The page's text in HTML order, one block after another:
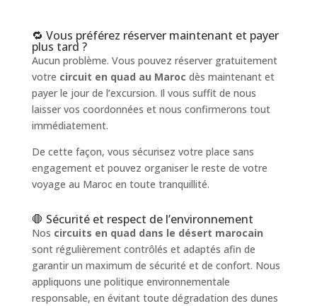
🔁 Vous préférez réserver maintenant et payer
plus tard ?
Aucun problème. Vous pouvez réserver gratuitement
votre circuit en quad au Maroc dès maintenant et
payer le jour de l’excursion. Il vous suffit de nous
laisser vos coordonnées et nous confirmerons tout
immédiatement.
De cette façon, vous sécurisez votre place sans
engagement et pouvez organiser le reste de votre
voyage au Maroc en toute tranquillité.
🛑 Sécurité et respect de l’environnement
Nos circuits en quad dans le désert marocain
sont régulièrement contrôlés et adaptés afin de
garantir un maximum de sécurité et de confort. Nous
appliquons une politique environnementale
responsable, en évitant toute dégradation des dunes